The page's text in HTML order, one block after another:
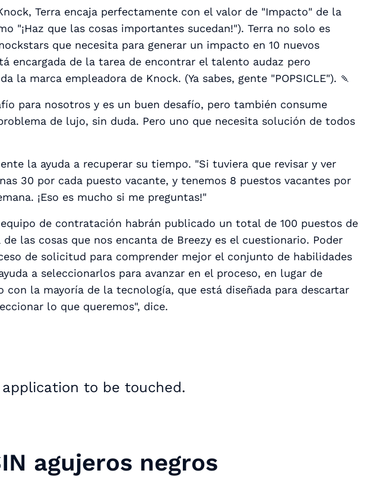
Terra encaja perfectamente con el valor de "Impacto" de la
"¡Haz que las cosas importantes sucedan!"). Terra no solo es
que necesita para generar un impacto en 10 nuevos
encargada de la tarea de encontrar el talento audaz pero
la marca empleadora de Knock. (Ya sabes, gente "POPSICLE"). 🍡
para nosotros y es un buen desafío, pero también consume
de lujo, sin duda. Pero uno que necesita solución de todos
la ayuda a recuperar su tiempo. "Si tuviera que revisar y ver
30 por cada puesto vacante, y tenemos 8 puestos vacantes por
¡Eso es mucho si me preguntas!"
equipo de contratación habrán publicado un total de 100 puestos de
las cosas que nos encanta de Breezy es el cuestionario. Poder
de solicitud para comprender mejor el conjunto de habilidades
a seleccionarlos para avanzar en el proceso, en lugar de
con la mayoría de la tecnología, que está diseñada para descartar
lo que queremos", dice.
to be touched.
agujeros negros